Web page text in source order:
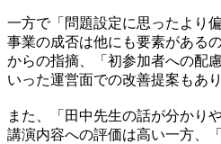
一方で「問題設定に思ったより
事業の成否は他にも要素がある
からの指摘、「初参加者への配
いった運営面での改善提案もあり
また、「田中先生の話が分かり
講演内容への評価は高い一方、